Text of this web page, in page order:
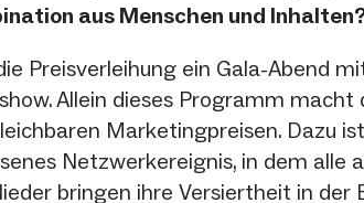
aus Menschen und
Preisverleihung ein Gala-Abend
Allein dieses Programm macht
Marketingpreisen. Dazu
Netzwerkereignis, in dem alle
bringen ihre Versiertheit in der